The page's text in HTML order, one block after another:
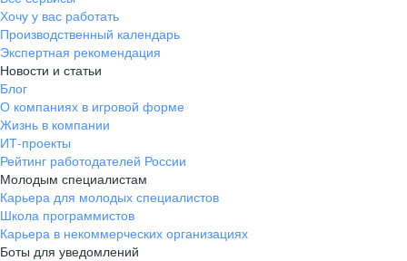
Хочу у вас работать
Производственный календарь
Экспертная рекомендация
Новости и статьи
Блог
О компаниях в игровой форме
Жизнь в компании
ИТ-проекты
Рейтинг работодателей России
Молодым специалистам
Карьера для молодых специалистов
Школа программистов
Карьера в некоммерческих организациях
Боты для уведомлений